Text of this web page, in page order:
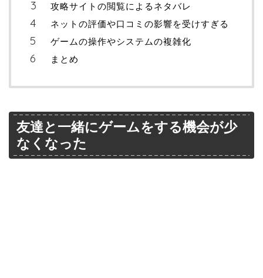
攻略サイトの閲覧によるネタバレ
ネットの評価や口コミの影響を受けすぎる
ゲームの操作やシステムの複雑化
まとめ
友達と一緒にゲームをする機会が少
なくなった